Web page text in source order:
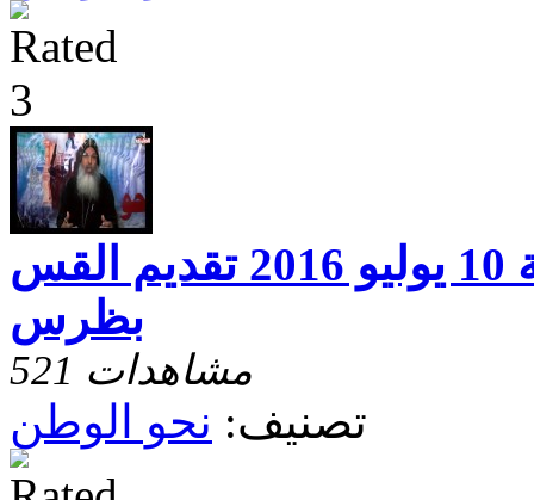
نحو الوطن حلقة 10 يوليو 2016 تقديم القس
بظرس
521 مشاهدات
تصنيف: نحو الوطن